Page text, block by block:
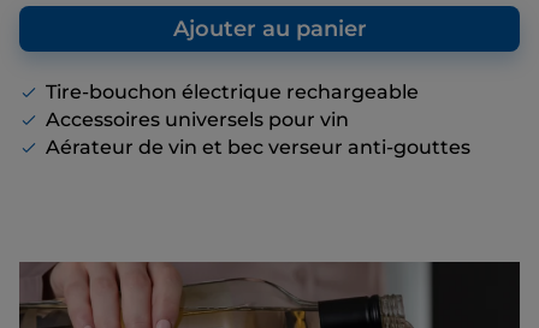
nous conseillons en tant que fabricant. Il
vous donne un point de repère par rapport
au prix de vente final que nous vous
proposons, même s’il n’y a pas de remise
affichée.
Ajouter au panier
Tire-bouchon électrique rechargeable
Accessoires universels pour vin
Aérateur de vin et bec verseur anti-gouttes